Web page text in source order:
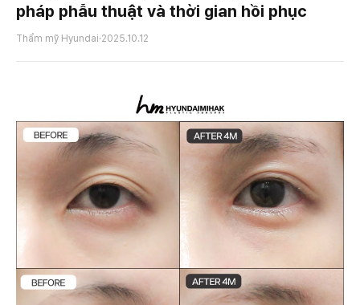
pháp phẫu thuật và thời gian hồi phục
Thẩm mỹ Hyundai·2025.10.12